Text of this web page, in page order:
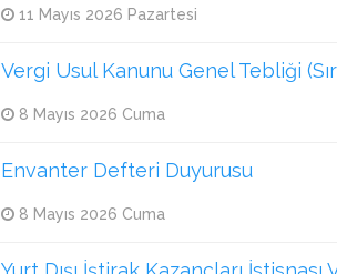
11 Mayıs 2026 Pazartesi
Vergi Usul Kanunu Genel Tebliği
8 Mayıs 2026 Cuma
Envanter Defteri Duyurusu
8 Mayıs 2026 Cuma